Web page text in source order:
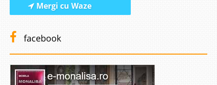
Adauga la Favorite
Mergi cu Waze
facebook